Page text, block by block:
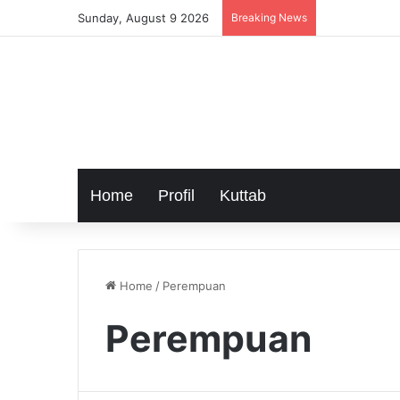
Sunday, August 9 2026 Breaking News
Home Profil Kuttab
Home / Perempuan
Perempuan